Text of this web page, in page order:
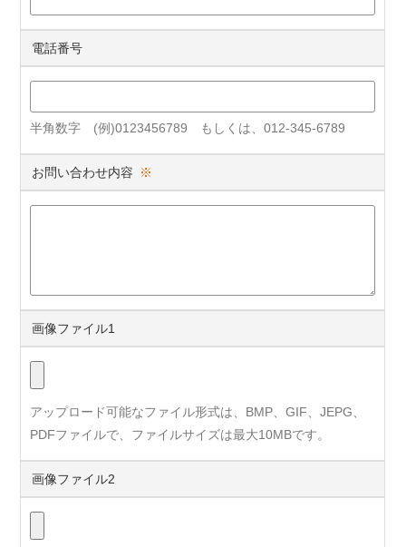
電話番号
半角数字 (例)0123456789 もしくは、012-345-6789
お問い合わせ内容 ※
画像ファイル1
アップロード可能なファイル形式は、BMP、GIF、JEPG、
PDFファイルで、ファイルサイズは最大10MBです。
画像ファイル2